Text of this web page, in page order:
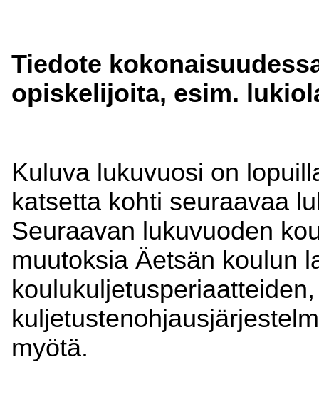
Tiedote
opiskelijoita, esim.
Kuluva lukuvuosi on
katsetta kohti seuraavaa
Seuraavan lukuvuoden
muutoksia Äetsän koulun
myötä.